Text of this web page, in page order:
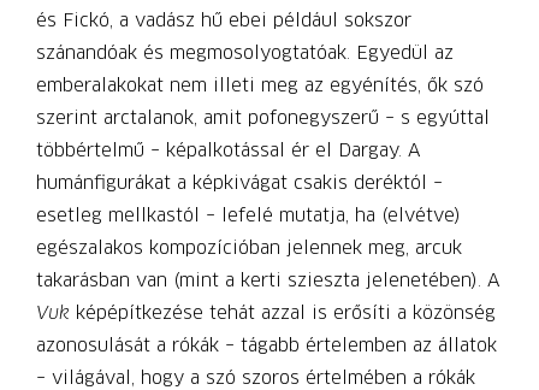
és Fickó, a vadász hű ebei például sokszor
szánandóak és megmosolyogtatóak. Egyedül az
emberalakokat nem illeti meg az egyénítés, ők szó
szerint arctalanok, amit pofonegyszerű – s egyúttal
többértelmű – képalkotással ér el Dargay. A
humánfigurákat a képkivágat csakis deréktól –
esetleg mellkastól – lefelé mutatja, ha (elvétve)
egészalakos kompozícióban jelennek meg, arcuk
takarásban van (mint a kerti szieszta jelenetében). A
Vuk kép­építkezése tehát azzal is erősíti a közönség
azonosulását a rókák – tágabb értelemben az állatok
– világával, hogy a szó szoros értelmében a rókák